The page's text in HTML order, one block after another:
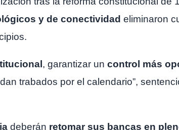
y de conectividad eliminaron
, garantizar un control más
trabados por el calendario”,
deberán retomar sus bancas en